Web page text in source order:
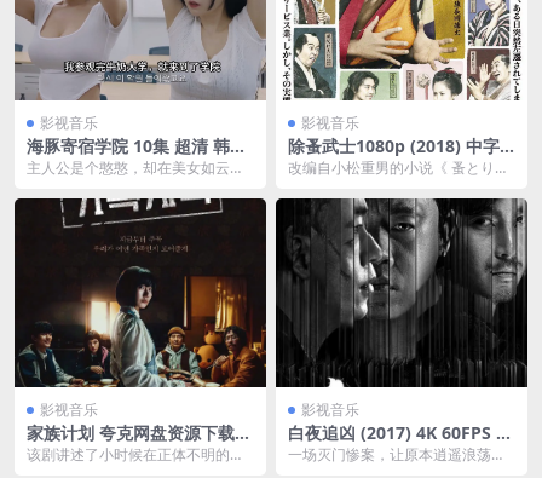
影视音乐
海豚寄宿学院 10集 超清 韩国
高颜值短剧夸克网盘下载
主人公是个憨憨，却在美女如云的
影视音乐
除蚤武士1080p (2018) 中字
夸克网盘下载
改编自小松重男的小说《 蚤とり
藩主而被流放为打着除...
影视音乐
家族计划 夸克网盘资源下载
가족계획 (2024)
该剧讲述了小时候在正体不明的设
影视音乐
白夜追凶 (2017) 4K 60FPS 主
演: 潘粤明 / 王龙正 / 梁缘
一场灭门惨案，让原本逍遥浪荡的